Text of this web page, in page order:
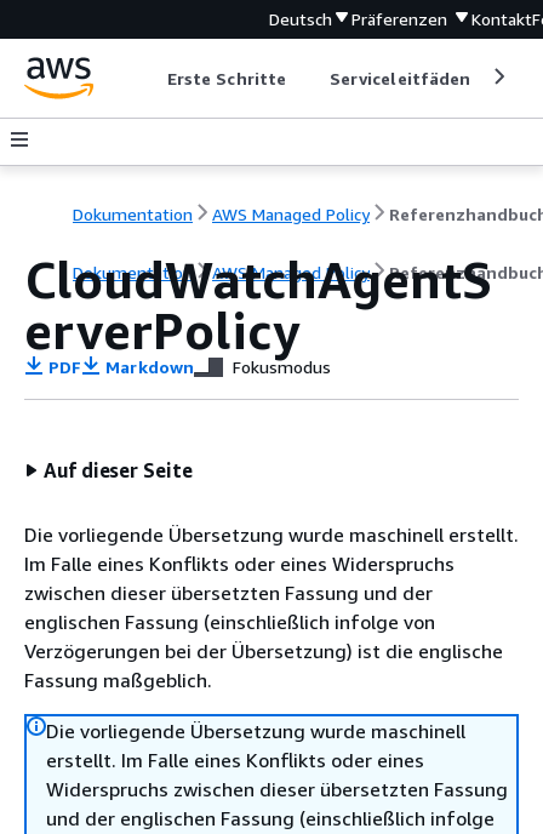
Deutsch Präferenzen Kontakt
Erste Schritte Serviceleitfäden
Dokumentation AWS Managed Policy
Dokumentation AWS Managed Policy
CloudWatchAgentS
erverPolicy
PDF Markdown Fokusmodus
Auf dieser Seite
Die vorliegende Übersetzung wurde maschinell erstellt.
Im Falle eines Konflikts oder eines Widerspruchs
zwischen dieser übersetzten Fassung und der
englischen Fassung (einschließlich infolge von
Verzögerungen bei der Übersetzung) ist die englische
Fassung maßgeblich.
Die vorliegende Übersetzung wurde maschinell
erstellt. Im Falle eines Konflikts oder eines
Widerspruchs zwischen dieser übersetzten Fassung
und der englischen Fassung (einschließlich infolge